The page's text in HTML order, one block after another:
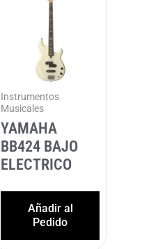
Instrumentos
Musicales
YAMAHA
BB424 BAJO
ELECTRICO
Añadir al
Pedido